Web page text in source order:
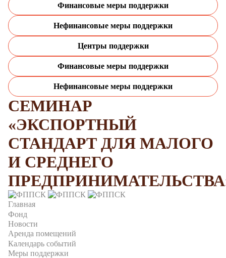
Финансовые меры поддержки
Нефинансовые меры поддержки
Центры поддержки
Финансовые меры поддержки
Нефинансовые меры поддержки
СЕМИНАР
«ЭКСПОРТНЫЙ
СТАНДАРТ ДЛЯ МАЛОГО
И СРЕДНЕГО
Главная
Фонд
Новости
Аренда помещений
Календарь событий
Меры поддержки